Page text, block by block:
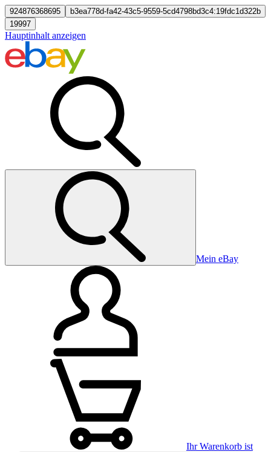
924876368695
b3ea778d-fa42-43c5-9559-5cd4798bd3c4:19fdc1d322b
19997
Hauptinhalt anzeigen
Mein eBay
Ihr Warenkorb ist